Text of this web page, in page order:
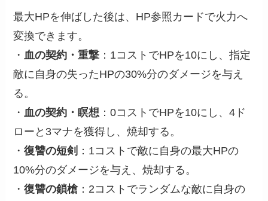
最大HPを伸ばした後は、HP参照カードで火力へ
変換できます。
・血の契約・重撃 ：1コストでHPを10にし、指定
敵に自身の失ったHPの30%分のダメージを与え
る。
・血の契約・瞑想 ：0コストでHPを10にし、4ド
ローと3マナを獲得し、焼却する。
・復讐の短剣 ：1コストで敵に自身の最大HPの
10%分のダメージを与え、焼却する。
・復讐の鎖槍：2コストでランダムな敵に自身の